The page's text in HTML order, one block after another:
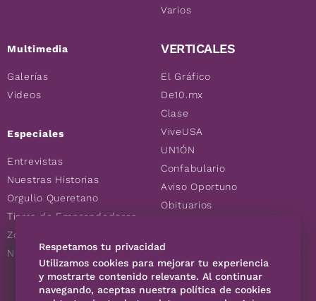
Multimedia
Galerías
Videos
Especiales
Entrevistas
Nuestras Historias
Orgullo Queretano
Tierra de Emprendedores
Zoociales
Nuevos Queretanos
Varios
VERTICALES
El Gráfico
De10.mx
Clase
ViveUSA
UN1ÓN
Confabulario
Aviso Oportuno
Obituarios
Consultas
SÍGUENOS
Respetamos tu privacidad
Utilizamos cookies para mejorar tu experiencia
y mostrarte contenido relevante. Al continuar
navegando, aceptas nuestra política de cookies